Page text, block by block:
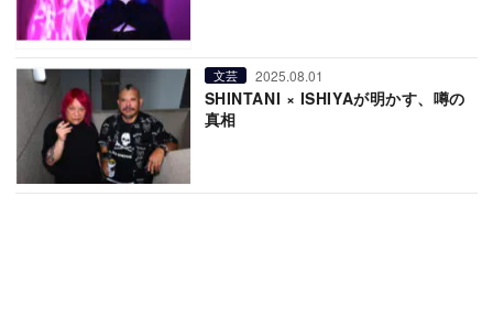
文芸 2025.08.01
SHINTANI × ISHIYAが明かす、噂の
真相